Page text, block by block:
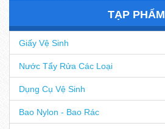
TẠP PHẨM
Giấy Vệ Sinh
Nước Tẩy Rửa Các Loại
Dụng Cụ Vệ Sinh
Bao Nylon - Bao Rác